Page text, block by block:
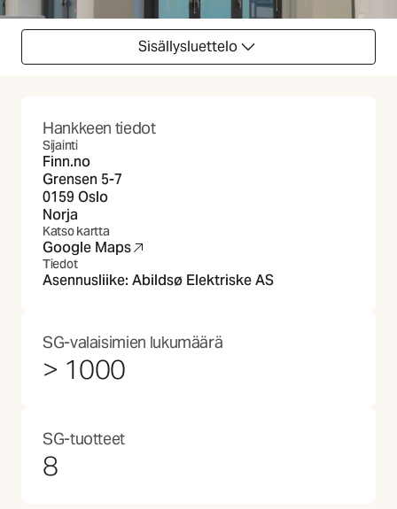
Sisällysluettelo
SG-valaisimien lukumäärä
> 1000
SG-tuotteet
8
Hankkeen tiedot
Sijainti
Finn.no
Grensen 5-7
0159 Oslo
Norja
Katso kartta
Google Maps
(Avautuu uuteen välilehteen)
Tiedot
Asennusliike: Abildsø Elektriske AS